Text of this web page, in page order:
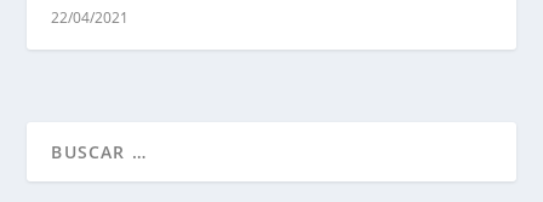
22/04/2021